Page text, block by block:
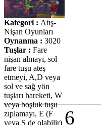
Kategori : Atış-
Nişan Oyunları
Oynanma : 3020
Tuşlar : Fare
nişan almayı, sol
fare tuşu ateş
etmeyi, A,D veya
sol ve sağ yön
tuşları hareketi, W
veya boşluk tuşu
zıplamayı, E (F
veya S de olabilir) 6